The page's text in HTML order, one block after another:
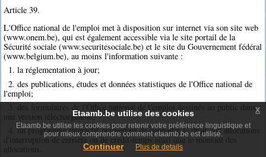
Article 39.
L'Office national de l'emploi met à disposition sur internet via son site web
(www.onem.be), qui est également accessible via le site portail de la
Sécurité sociale (www.securitesociale.be) et le site du Gouvernement fédéral
(www.belgium.be), au moins l'information suivante :
1. la réglementation à jour;
2. des publications, études et données statistiques de l'Office national de
l'emploi;
3. des formulaires de l'Office national de l'emploi destinés au public dans
une version téléchargeable;
4. un programme interactif permettant de connaître le droit aux allocations
d'interruption de carrière ou de crédit-temps ainsi que le montant des
allocations.
Etaamb.be utilise des cookies
Etaamb.be utilise les cookies pour retenir votre préférence linguistique et
pour mieux comprendre comment etaamb.be est utilisé.
Continuer Plus de details
x